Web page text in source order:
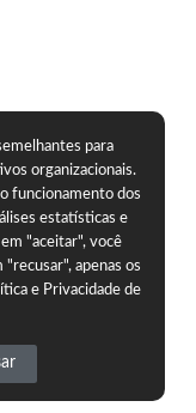
para
organizacionais.
funcionamento dos
estatísticas e
"aceitar", você
"recusar", apenas os
e Privacidade de